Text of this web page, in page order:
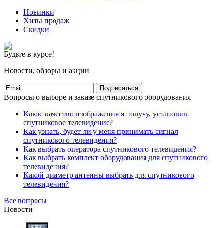
Новинки
Хиты продаж
Скидки
Будьте в курсе!
Новости, обзоры и акции
Подписаться
Вопросы о выборе и заказе спутникового оборудования
Какое качество изображения я получу, установив
спутниковое телевидение?
Как узнать, будет ли у меня принимать сигнал
спутникового телевидения?
Как выбрать оператора спутникового телевидения?
Как выбрать комплект оборудования для спутникового
телевидения?
Какой диаметр антенны выбрать для спутникового
телевидения?
Все вопросы
Новости